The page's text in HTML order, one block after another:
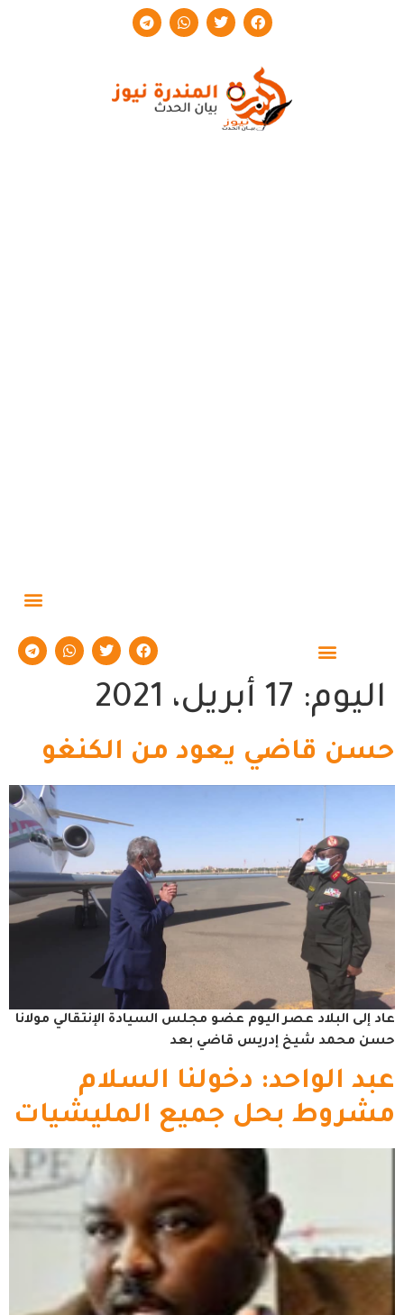
اليوم: 17 أبريل، 2021
حسن قاضي يعود من الكنغو
عاد إلى البلاد عصر اليوم عضو مجلس السيادة الإنتقالي مولانا
حسن محمد شيخ إدريس قاضي بعد
عبد الواحد: دخولنا السلام
مشروط بحل جميع المليشيات